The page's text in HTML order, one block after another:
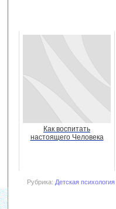
Как воспитать
настоящего Человека
Рубрика: Детская психология